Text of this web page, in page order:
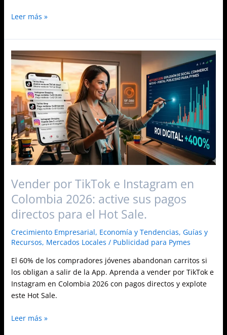
Leer más »
Vender por TikTok e Instagram en
Colombia 2026: active sus pagos
directos para el Hot Sale.
Crecimiento Empresarial, Economía y Tendencias, Guías y
Recursos, Mercados Locales / Publicidad para Pymes
El 60% de los compradores jóvenes abandonan carritos si
los obligan a salir de la App. Aprenda a vender por TikTok e
Instagram en Colombia 2026 con pagos directos y explote
este Hot Sale.
Vender
por
TikTok
e
Instagram
en
Colombia
2026:
active
sus
directos
para
el
Hot
Sale.
Leer más »